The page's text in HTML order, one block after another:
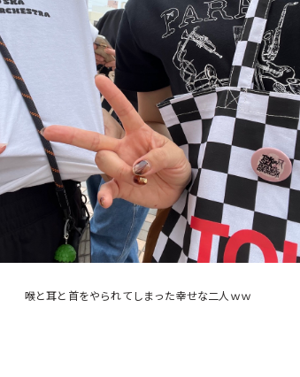
喉と耳と首をやられてしまった幸せな二人ｗｗ